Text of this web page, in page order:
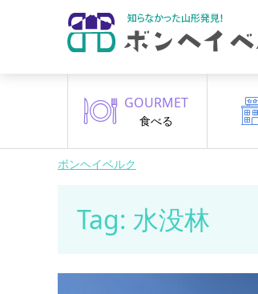
GOURMET
食べる
ボンヘイベルク
Tag: 水没林